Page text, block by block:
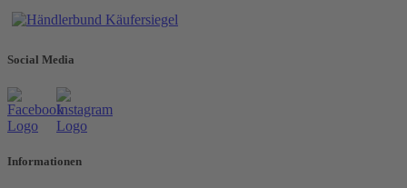
Social Media
Informationen